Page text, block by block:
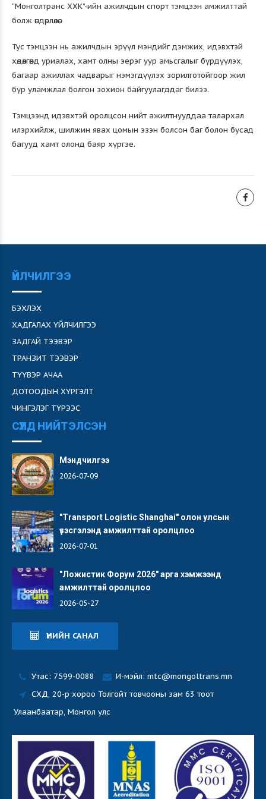
“Монголтранс ХХК”-ийн ажилчдын спорт тэмцээн амжилттай
болж өндөрлөлөө.
Тус тэмцээн нь ажилчдын эрүүл мэндийг дэмжих, идэвхтэй
хөдөлгөөнд уриалах, хамт олны эерэг уур амьсгалыг бүрдүүлэх,
багаар ажиллах чадварыг нэмэгдүүлэх зорилготойгоор жил
бүр уламжлал болгон зохион байгуулагддаг билээ.
Тэмцээнд идэвхтэй оролцсон нийт ажилтнууддаа талархал
илэрхийлж, шилжин явах цомын эзэн болсон баг болон бусад
багууд хамт олонд баяр хүргэе.
ҮЙЛЧИЛГЭЭ
БЭХЛЭХ
ХАДГАЛАХ ҮЙЛЧИЛГЭЭ
ЗАДГАЙ ТЭЭВЭР
ТРАНЗИТ ТЭЭВЭР
ТҮҮВЭР АЧАА
ДОТООДЫН ХҮРГЭЛТ
ЧИНГЭЛЭГ ТҮРЭЭС
СҮҮЛД НИЙТЭЛСЭН
Мэндчилгээ
2026-07-09
"Transport Logistic Shanghai" олон улсын
үзэсгэлэнд амжилттай оролцлоо
2026-07-01
"Ложистик Форум 2026" арга хэмжээнд
амжилттай оролцлоо
2026-05-27
ҮНИЙН САНАЛ
Утас: 7599-0088
И-мэйл: mtc@mongoltrans.mn
СХД, 20-р хороо Толгойт товчооны зам 63 тоот
Улаанбаатар, Монгол улс